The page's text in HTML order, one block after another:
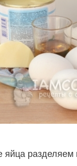
яйца разделяем